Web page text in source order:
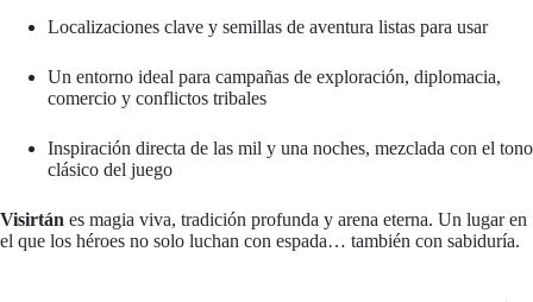
Localizaciones clave y semillas de aventura listas para usar
Un entorno ideal para campañas de exploración, diplomacia,
comercio y conflictos tribales
Inspiración directa de las mil y una noches, mezclada con el tono
clásico del juego
Visirtán es magia viva, tradición profunda y arena eterna. Un lugar en
el que los héroes no solo luchan con espada… también con sabiduría.